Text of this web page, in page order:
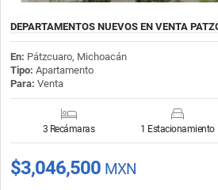
DEPARTAMENTOS NUEVOS EN VENTA
En: Pátzcuaro, Michoacán
Tipo: Apartamento
Para: Venta
3 Recámaras 1 Estacionamiento
$3,046,500 MXN